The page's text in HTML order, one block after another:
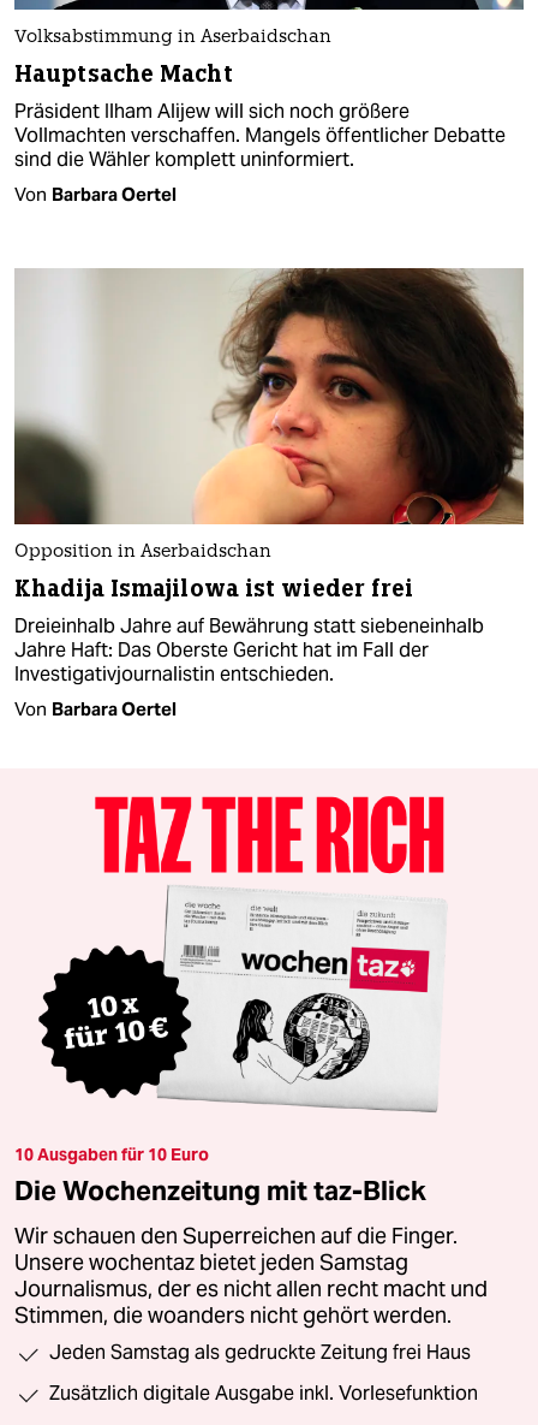
Volksabstimmung in Aserbaidschan
Hauptsache Macht
Präsident Ilham Alijew will sich noch größere
Vollmachten verschaffen. Mangels öffentlicher Debatte
sind die Wähler komplett uninformiert.
Von Barbara Oertel
Opposition in Aserbaidschan
Khadija Ismajilowa ist wieder frei
Dreieinhalb Jahre auf Bewährung statt siebeneinhalb
Jahre Haft: Das Oberste Gericht hat im Fall der
Investigativjournalistin entschieden.
Von Barbara Oertel
10 Ausgaben für 10 Euro
Die Wochenzeitung mit taz-Blick
Wir schauen den Superreichen auf die Finger.
Unsere wochentaz bietet jeden Samstag
Journalismus, der es nicht allen recht macht und
Stimmen, die woanders nicht gehört werden.
Jeden Samstag als gedruckte Zeitung frei Haus
Zusätzlich digitale Ausgabe inkl. Vorlesefunktion